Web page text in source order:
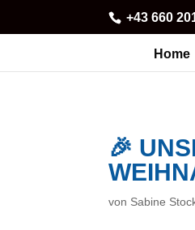
+43 660
Home
🎉
von Sabine